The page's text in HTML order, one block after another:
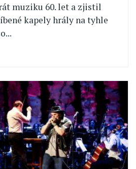
muziku 60. let a zjistil
kapely hrály na tyhle